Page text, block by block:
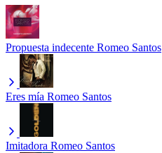
Propuesta indecente Romeo Santos
Eres mía Romeo Santos
Imitadora Romeo Santos